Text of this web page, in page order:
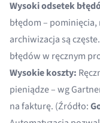
Wysoki odsetek
błędom –
archiwizacja są
błędów w ręcznym
Wysokie koszty:
pieniądze – wg
na fakturę. (Źródło: